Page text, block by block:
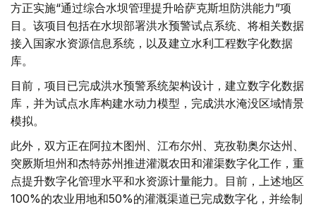
方正实施“通过综合水坝管理提升哈萨克斯坦防洪能力”项
目。该项目包括在水坝部署洪水预警试点系统、将相关数据
接入国家水资源信息系统，以及建立水利工程数字化数据
库。
目前，项目已完成洪水预警系统架构设计，建立数字化数据
库，并为试点水库构建水动力模型，完成洪水淹没区域情景
模拟。
此外，双方正在阿拉木图州、江布尔州、克孜勒奥尔达州、
突厥斯坦州和杰特苏州推进灌溉农田和灌渠数字化工作，重
点提升数字化管理水平和水资源计量能力。目前，上述地区
100%的农业用地和50%的灌溉渠道已完成数字化，并绘制